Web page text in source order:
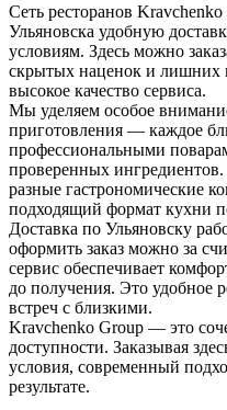
Сеть ресторанов
Ульяновска удобную
условиям. Здесь можно
скрытых наценок и лишних
высокое качество сервиса.
Мы уделяем особое
приготовления — каждое
профессиональными
проверенных
разные гастрономические
подходящий формат кухни
Доставка по Ульяновску
оформить заказ можно за
сервис обеспечивает
до получения. Это удобное
встреч с близкими.
Kravchenko Group — это
доступности. Заказывая
условия, современный
результате.